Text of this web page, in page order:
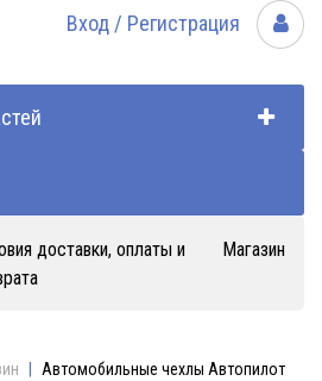
Вход / Регистрация
доставки, оплаты и
Магазин
Автомобильные чехлы Автопилот